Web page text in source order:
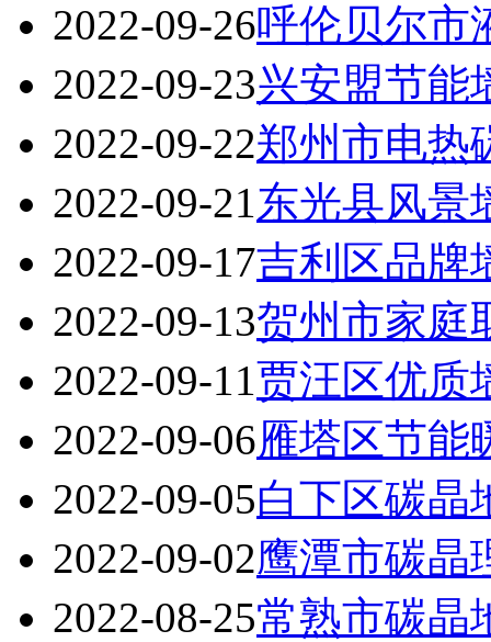
2022-09-26呼伦贝尔市
2022-09-23兴安盟节能
2022-09-22郑州市电热
2022-09-21东光县风景
2022-09-17吉利区品牌
2022-09-13贺州市家庭
2022-09-11贾汪区优质
2022-09-06雁塔区节能
2022-09-05白下区碳晶
2022-09-02鹰潭市碳晶
2022-08-25常熟市碳晶